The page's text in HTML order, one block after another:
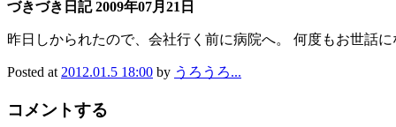
づきづき日記 2009年07月21日
昨日しかられたので、会社行く前に病院へ。 何度もお世話
Posted at 2012.01.5 18:00 by うろうろ...
コメントする